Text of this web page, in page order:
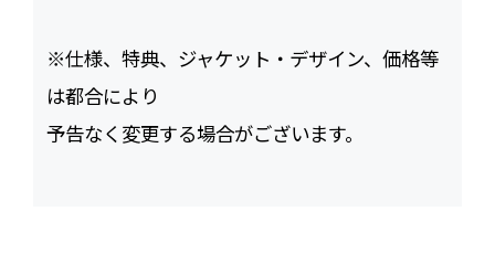
※仕様、特典、ジャケット・デザイン、価格等
は都合により
予告なく変更する場合がございます。